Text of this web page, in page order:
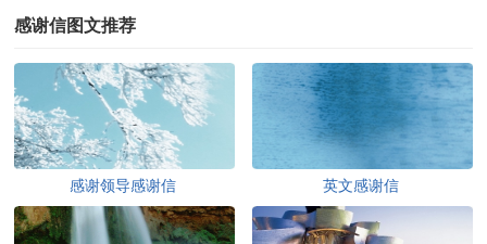
感谢信图文推荐
感谢领导感谢信 英文感谢信